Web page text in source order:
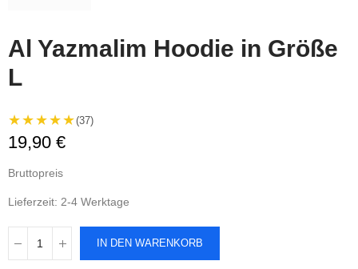
Al Yazmalim Hoodie in Größe
L
★★★★★(37)
19,90 €
Bruttopreis
Lieferzeit: 2-4 Werktage
IN DEN WARENKORB